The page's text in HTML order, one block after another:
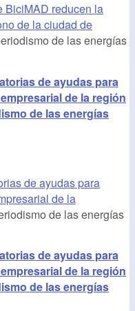
BiciMAD reducen la
de la ciudad de
de las energías
de ayudas para
de la región
de las energías
de ayudas para
de la
de las energías
de ayudas para
de la región
de las energías